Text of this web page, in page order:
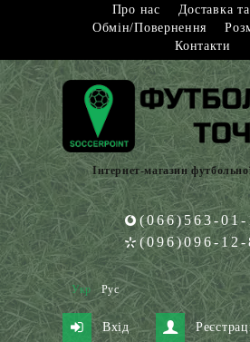
Про нас
Доставка
Обмін/Повернення
Контакти
Інтернет-магазин
(066)563-01-
(096)096-12-
Укр Рус
Вхід